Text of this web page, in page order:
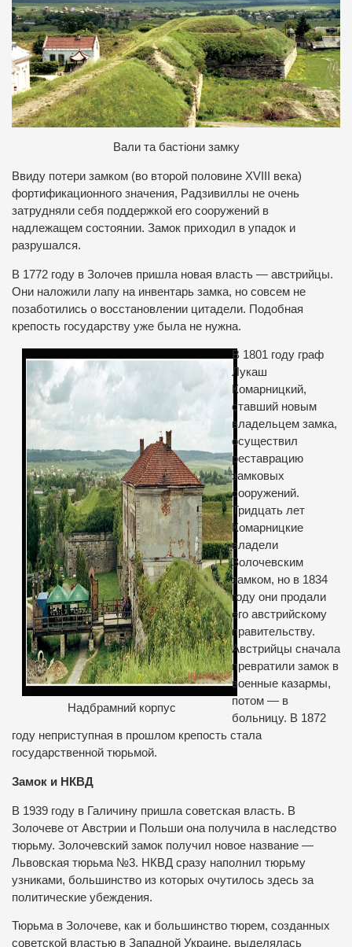
Вали та бастіони замку
Ввиду потери замком (во второй половине ХVIIІ века)
фортификационного значения, Радзивиллы не очень
затрудняли себя поддержкой его сооружений в
надлежащем состоянии. Замок приходил в упадок и
разрушался.
В 1772 году в Золочев пришла новая власть — австрийцы.
Они наложили лапу на инвентарь замка, но совсем не
позаботились о восстановлении цитадели. Подобная
крепость государству уже была не нужна.
Надбрамний корпус
В 1801 году граф
Лукаш
Комарницкий,
ставший новым
владельцем замка,
осуществил
реставрацию
замковых
сооружений.
Тридцать лет
Комарницкие
владели
Золочевским
замком, но в 1834
году они продали
его австрийскому
правительству.
Австрийцы сначала
превратили замок в
военные казармы,
потом — в
больницу. В 1872
году неприступная в прошлом крепость стала
государственной тюрьмой.
Замок и НКВД
В 1939 году в Галичину пришла советская власть. В
Золочеве от Австрии и Польши она получила в наследство
тюрьму. Золочевский замок получил новое название —
Львовская тюрьма №3. НКВД сразу наполнил тюрьму
узниками, большинство из которых очутилось здесь за
политические убеждения.
Тюрьма в Золочеве, как и большинство тюрем, созданных
советской властью в Западной Украине, выделялась